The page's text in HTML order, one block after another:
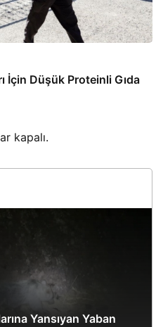
İçin Düşük Proteinli Gıda
kapalı.
Yansıyan Yaban